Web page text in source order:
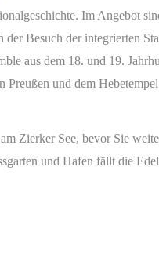
Im Angebot
Besuch der integrierten
aus dem 18. und 19.
und dem
am Zierker See, bevor Sie
und Hafen fällt die